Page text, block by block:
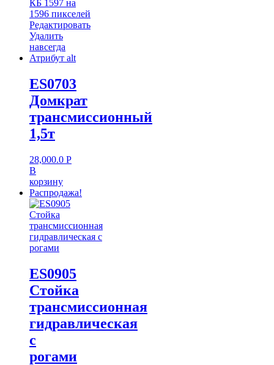
ES0703
Домкрат
трансмиссионный
1,5т
28,000.0 Р
В
корзину
Распродажа!
ES0905
Стойка
трансмиссионная
гидравлическая
с
рогами